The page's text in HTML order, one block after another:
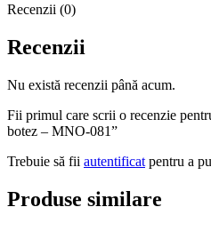
Recenzii (0)
Recenzii
Nu există recenzii până acum.
Fii primul care scrii o recenzie
botez – MNO-081”
Trebuie să fii autentificat pentru a
Produse similare